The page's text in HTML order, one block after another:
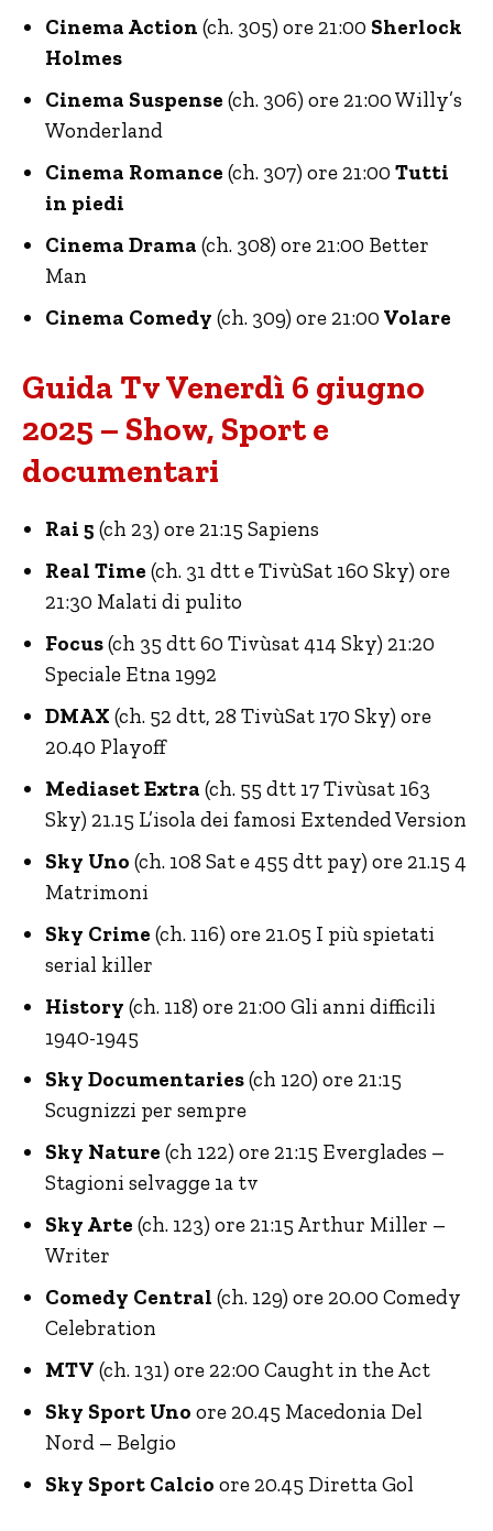
Cinema Action (ch. 305) ore 21:00 Sherlock
Holmes
Cinema Suspense (ch. 306) ore 21:00 Willy’s
Wonderland
Cinema Romance (ch. 307) ore 21:00 Tutti
in piedi
Cinema Drama (ch. 308) ore 21:00 Better
Man
Cinema Comedy (ch. 309) ore 21:00 Volare
Guida Tv Venerdì 6 giugno
2025 – Show, Sport e
documentari
Rai 5 (ch 23) ore 21:15 Sapiens
Real Time (ch. 31 dtt e TivùSat 160 Sky) ore
21:30 Malati di pulito
Focus(ch 35 dtt 60 Tivùsat 414 Sky) 21:20
Speciale Etna 1992
DMAX (ch. 52 dtt, 28 TivùSat 170 Sky) ore
20.40 Playoff
Mediaset Extra (ch. 55 dtt 17 Tivùsat 163
Sky) 21.15 L’isola dei famosi Extended Version
Sky Uno (ch. 108 Sat e 455 dtt pay) ore 21.15 4
Matrimoni
Sky Crime (ch. 116) ore 21.05 I più spietati
serial killer
History (ch. 118) ore 21:00 Gli anni difficili
1940-1945
Sky Documentaries(ch 120) ore 21:15
Scugnizzi per sempre
Sky Nature (ch 122) ore 21:15 Everglades –
Stagioni selvagge 1a tv
Sky Arte (ch. 123) ore 21:15 Arthur Miller –
Writer
Comedy Central (ch. 129) ore 20.00 Comedy
Celebration
MTV (ch. 131) ore 22:00 Caught in the Act
Sky Sport Uno ore 20.45 Macedonia Del
Nord – Belgio
Sky Sport Calcio ore 20.45 Diretta Gol